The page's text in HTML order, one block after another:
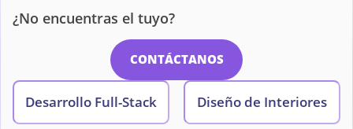
¿No encuentras el tuyo?
CONTÁCTANOS
Desarrollo Full-Stack Diseño de Interiores